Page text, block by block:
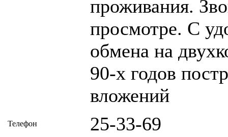
проживания.
просмотре. С
обмена на
90-х годов
вложений
Телефон 25-33-69